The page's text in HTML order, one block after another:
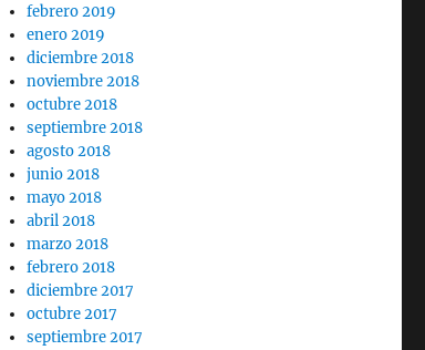
febrero 2019
enero 2019
diciembre 2018
noviembre 2018
octubre 2018
septiembre 2018
agosto 2018
junio 2018
mayo 2018
abril 2018
marzo 2018
febrero 2018
diciembre 2017
octubre 2017
septiembre 2017